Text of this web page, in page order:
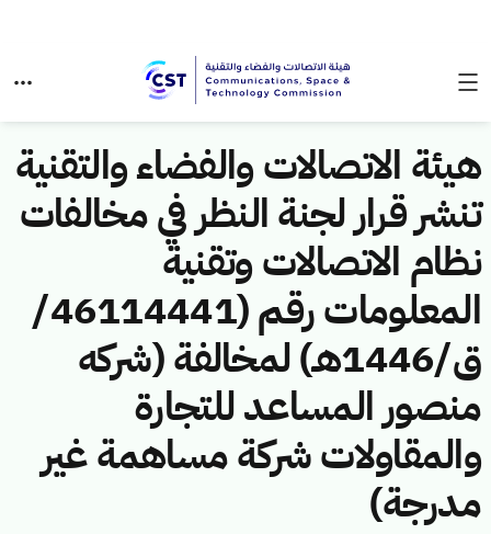
هيئة الاتصالات والفضاء والتقنية
تنشر قرار لجنة النظر في مخالفات
نظام الاتصالات وتقنية
المعلومات رقم (46114441/
ق/1446هـ) لمخالفة (شركه
منصور المساعد للتجارة
والمقاولات شركة مساهمة غير
مدرجة)